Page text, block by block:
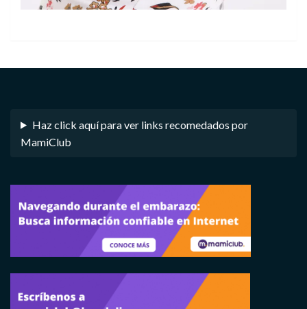
Haz click aquí para ver links recomedados por
MamiClub